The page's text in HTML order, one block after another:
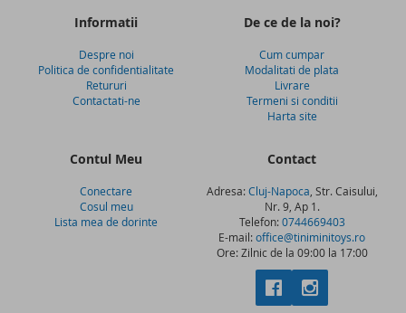
Informatii
Despre noi
Politica de confidentialitate
Retururi
Contactati-ne
De ce de la noi?
Cum cumpar
Modalitati de plata
Livrare
Termeni si conditii
Harta site
Contul Meu
Conectare
Cosul meu
Lista mea de dorinte
Contact
Adresa:Cluj-Napoca , Str. Caisului,
Nr. 9, Ap 1.
Telefon:0744669403
E-mail:office@tiniminitoys.ro
Ore: Zilnic de la 09:00 la 17:00